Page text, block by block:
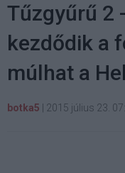
Tűzgyűrű 2
kezdődik a
múlhat a
botka5 2015 július 23.